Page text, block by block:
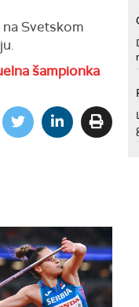
Svetskom
šampionka